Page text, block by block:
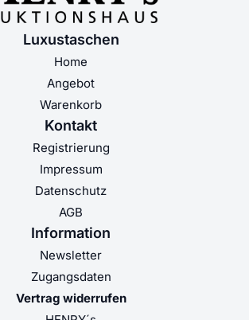
Luxustaschen
Home
Angebot
Warenkorb
Kontakt
Registrierung
Impressum
Datenschutz
AGB
Information
Newsletter
Zugangsdaten
Vertrag widerrufen